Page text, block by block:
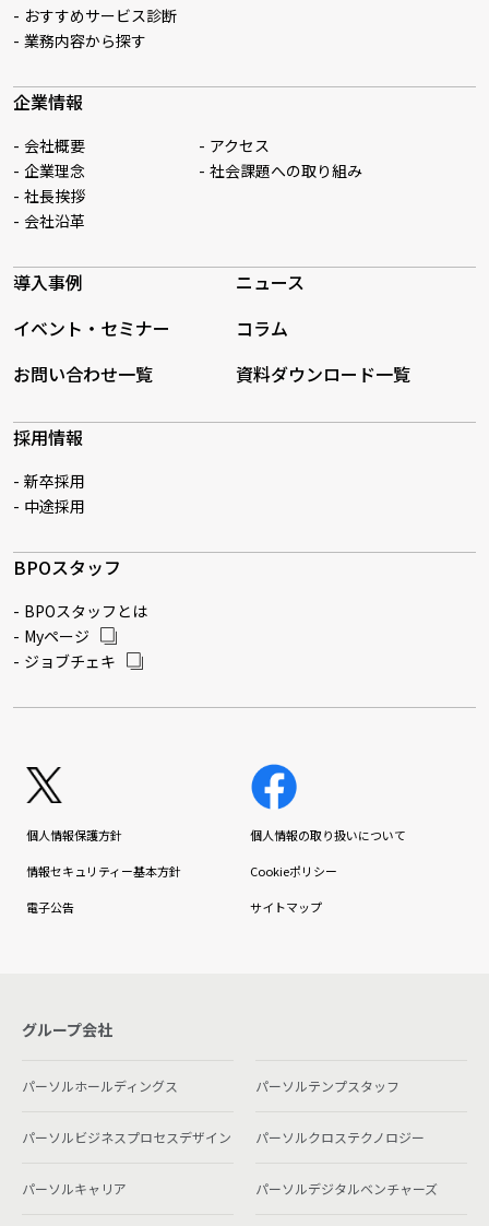
おすすめサービス診断
業務内容から探す
企業情報
会社概要
企業理念
社長挨拶
会社沿革
アクセス
社会課題への取り組み
導入事例
ニュース
イベント・セミナー
コラム
お問い合わせ一覧
資料ダウンロード一覧
採用情報
新卒採用
中途採用
BPOスタッフ
BPOスタッフとは
Myページ
ジョブチェキ
個人情報保護方針 個人情報の取り扱いについて
情報セキュリティー基本方針 Cookieポリシー
電子公告 サイトマップ
グループ会社
パーソルホールディングス パーソルテンプスタッフ
パーソルビジネスプロセスデザイン パーソルクロステクノロジー
パーソルキャリア パーソルデジタルベンチャーズ